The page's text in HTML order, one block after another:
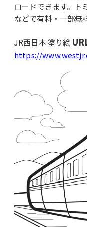
ロードできます。ト
などで有料・一部無
JR西日本 塗り絵
https://